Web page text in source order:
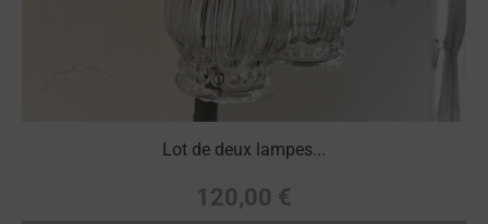
Lot de deux lampes...
120,00 €